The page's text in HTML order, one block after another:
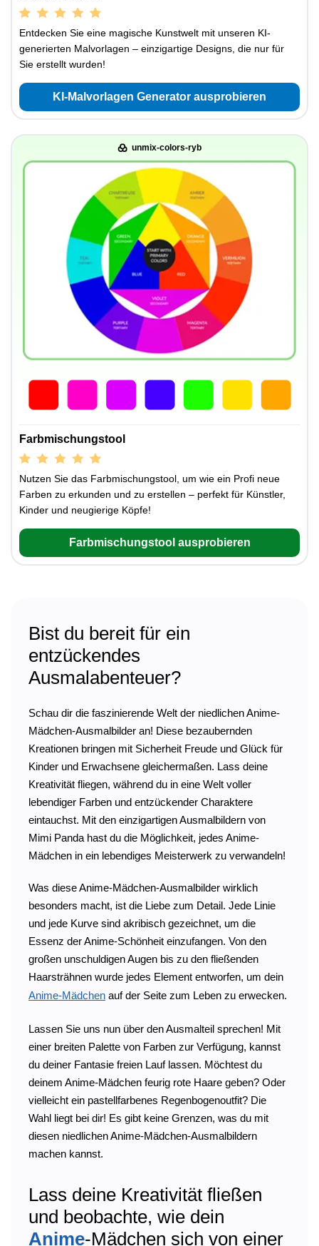
Entdecken Sie eine magische Kunstwelt mit unseren KI-
generierten Malvorlagen – einzigartige Designs, die nur für
Sie erstellt wurden!
KI-Malvorlagen Generator ausprobieren
unmix-colors-ryb
Farbmischungstool
Nutzen Sie das Farbmischungstool, um wie ein Profi neue
Farben zu erkunden und zu erstellen – perfekt für Künstler,
Kinder und neugierige Köpfe!
Farbmischungstool ausprobieren
Bist du bereit für ein
entzückendes
Ausmalabenteuer?
Schau dir die faszinierende Welt der niedlichen Anime-
Mädchen-Ausmalbilder an! Diese bezaubernden
Kreationen bringen mit Sicherheit Freude und Glück für
Kinder und Erwachsene gleichermaßen. Lass deine
Kreativität fliegen, während du in eine Welt voller
lebendiger Farben und entzückender Charaktere
eintauchst. Mit den einzigartigen Ausmalbildern von
Mimi Panda hast du die Möglichkeit, jedes Anime-
Mädchen in ein lebendiges Meisterwerk zu verwandeln!
Was diese Anime-Mädchen-Ausmalbilder wirklich
besonders macht, ist die Liebe zum Detail. Jede Linie
und jede Kurve sind akribisch gezeichnet, um die
Essenz der Anime-Schönheit einzufangen. Von den
großen unschuldigen Augen bis zu den fließenden
Haarsträhnen wurde jedes Element entworfen, um dein
Anime-Mädchen auf der Seite zum Leben zu erwecken.
Lassen Sie uns nun über den Ausmalteil sprechen! Mit
einer breiten Palette von Farben zur Verfügung, kannst
du deiner Fantasie freien Lauf lassen. Möchtest du
deinem Anime-Mädchen feurig rote Haare geben? Oder
vielleicht ein pastellfarbenes Regenbogenoutfit? Die
Wahl liegt bei dir! Es gibt keine Grenzen, was du mit
diesen niedlichen Anime-Mädchen-Ausmalbildern
machen kannst.
Lass deine Kreativität fließen
und beobachte, wie dein
Anime-Mädchen sich von einer